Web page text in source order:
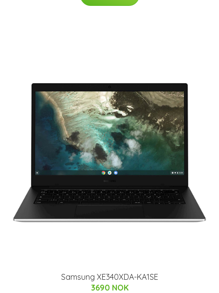
Samsung XE340XDA-KA1SE
3690 NOK